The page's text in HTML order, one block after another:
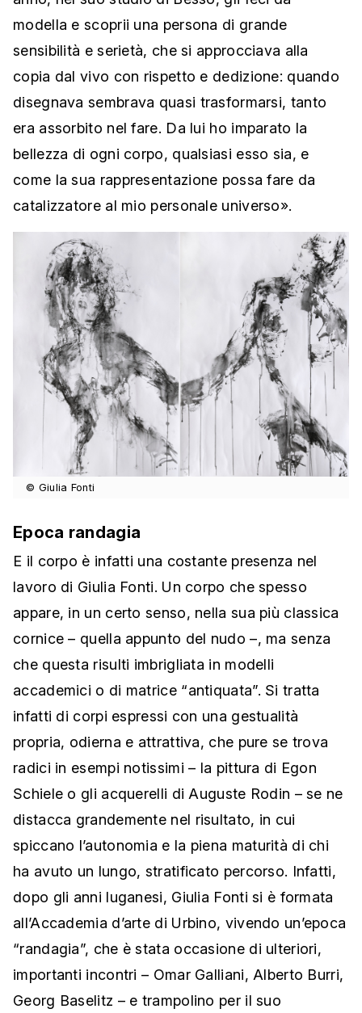
modella e scoprii una persona di grande
sensibilità e serietà, che si approcciava alla
copia dal vivo con rispetto e dedizione: quando
disegnava sembrava quasi trasformarsi, tanto
era assorbito nel fare. Da lui ho imparato la
bellezza di ogni corpo, qualsiasi esso sia, e
come la sua rappresentazione possa fare da
catalizzatore al mio personale universo».
© Giulia Fonti
Epoca randagia
E il corpo è infatti una costante presenza nel
lavoro di Giulia Fonti. Un corpo che spesso
appare, in un certo senso, nella sua più classica
cornice – quella appunto del nudo –, ma senza
che questa risulti imbrigliata in modelli
accademici o di matrice “antiquata”. Si tratta
infatti di corpi espressi con una gestualità
propria, odierna e attrattiva, che pure se trova
radici in esempi notissimi – la pittura di Egon
Schiele o gli acquerelli di Auguste Rodin – se ne
distacca grandemente nel risultato, in cui
spiccano l’autonomia e la piena maturità di chi
ha avuto un lungo, stratificato percorso. Infatti,
dopo gli anni luganesi, Giulia Fonti si è formata
all’Accademia d’arte di Urbino, vivendo un’epoca
“randagia”, che è stata occasione di ulteriori,
importanti incontri – Omar Galliani, Alberto Burri,
Georg Baselitz – e trampolino per il suo